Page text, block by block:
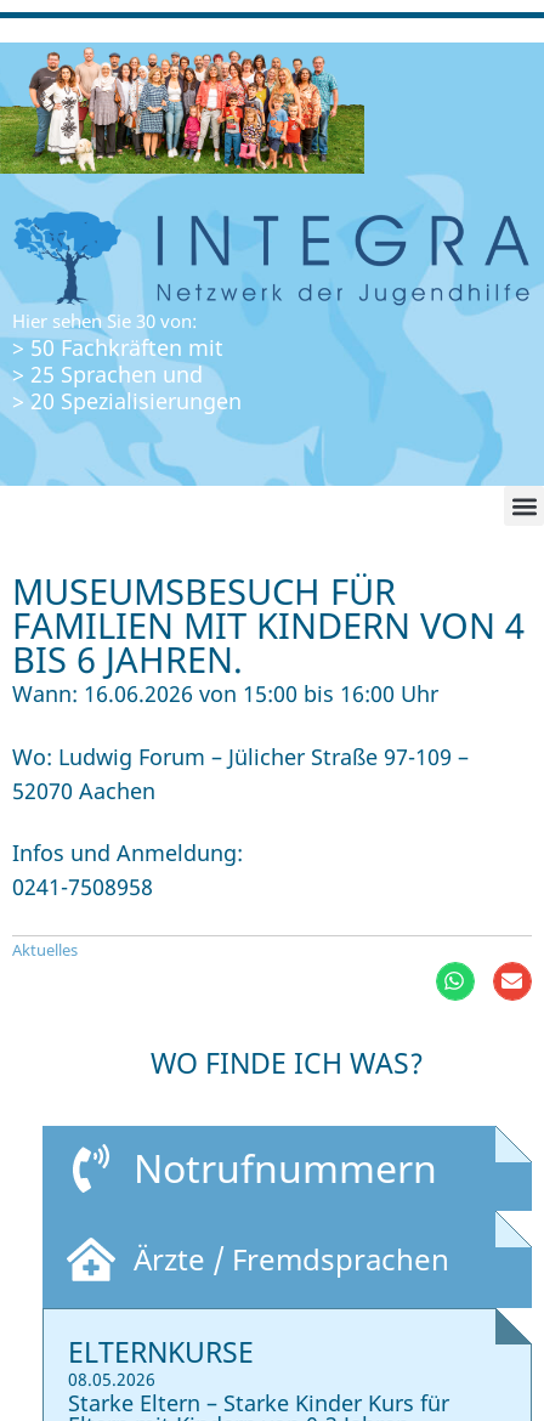
Hier sehen Sie 30 von:
> 50 Fachkräften mit
> 25 Sprachen und
> 20 Spezialisierungen
MUSEUMSBESUCH FÜR
FAMILIEN MIT KINDERN VON 4
BIS 6 JAHREN.
Wann: 16.06.2026 von 15:00 bis 16:00 Uhr
Wo: Ludwig Forum – Jülicher Straße 97-109 –
52070 Aachen
Infos und Anmeldung:
0241-7508958
Aktuelles
WO FINDE ICH WAS?
Notrufnummern
Ärzte / Fremdsprachen
ELTERNKURSE
08.05.2026
Starke Eltern – Starke Kinder Kurs für